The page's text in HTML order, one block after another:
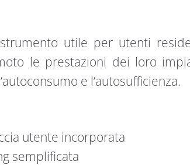
utile per utenti
le prestazioni dei loro
e l’autosufficienza.
utente incorporata
semplificata